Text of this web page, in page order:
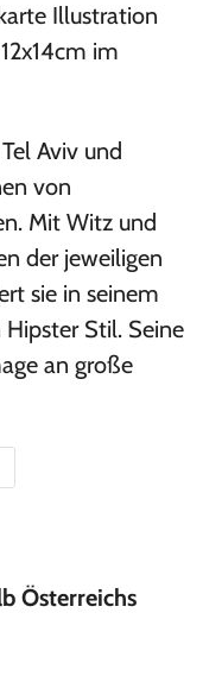
Illustration
im
Aviv und
von
Mit Witz und
der jeweiligen
sie in seinem
Stil. Seine
an große
Österreichs